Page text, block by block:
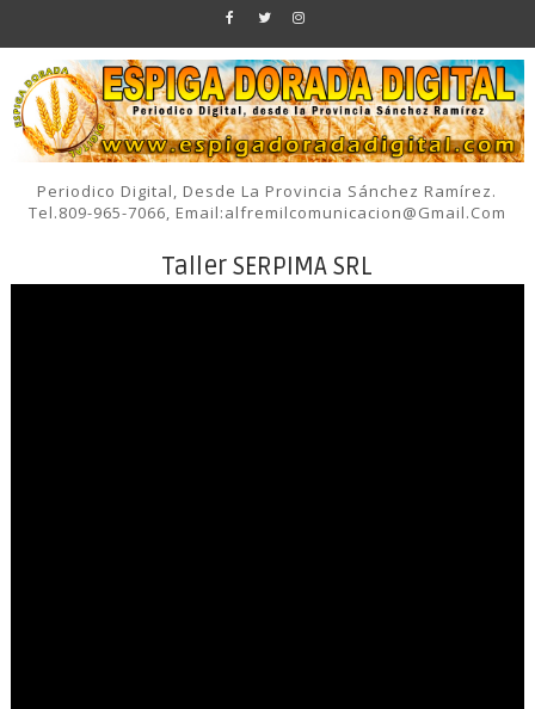
Periodico Digital, Desde La Provincia Sánchez Ramírez.
Tel.809-965-7066, Email:alfremilcomunicacion@gmail.com
Taller SERPIMA SRL